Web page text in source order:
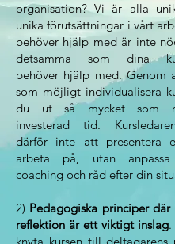
organisation? Vi är alla
unika förutsättningar i vårt
behöver hjälp med är inte
detsamma som dina
behöver hjälp med. Genom
som möjligt individualisera
du ut så mycket som
investerad tid.
därför inte att presentera
arbeta på, utan anpassa
coaching och råd efter din
2) Pedagogiska principer
reflektion är ett viktigt inslag